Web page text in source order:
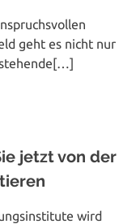
geht es nicht nur
jetzt von der
wird